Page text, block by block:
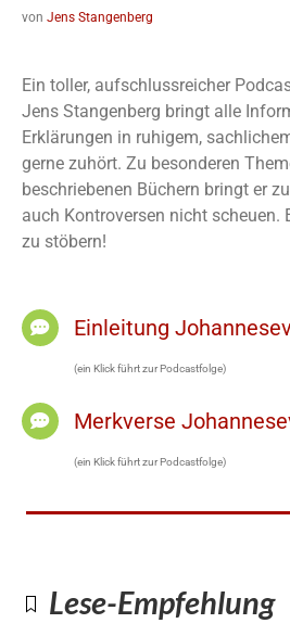
von Jens Stangenberg
Ein toller, aufschlussreicher
Jens Stangenberg bringt alle
Erklärungen in ruhigem,
gerne zuhört. Zu besonderen
beschriebenen Büchern bringt er
auch Kontroversen nicht scheuen.
zu stöbern!
Einleitung
(ein Klick führt zur Podcastfolge)
Merkverse
(ein Klick führt zur Podcastfolge)
Lese-Empfehlung